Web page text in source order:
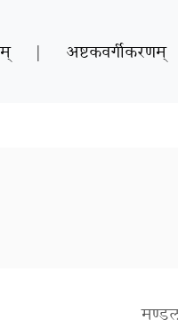
| अष्टकवर्गीकरणम्